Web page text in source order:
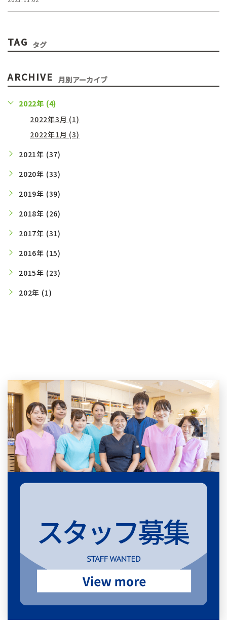
TAG タグ
ARCHIVE 月別アーカイブ
2022年 (4)
2022年3月 (1)
2022年1月 (3)
2021年 (37)
2020年 (33)
2019年 (39)
2018年 (26)
2017年 (31)
2016年 (15)
2015年 (23)
202年 (1)